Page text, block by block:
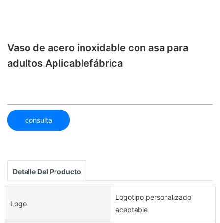
Vaso de acero inoxidable con asa para
adultos Aplicablefábrica
consulta
Detalle Del Producto
Logo
Logotipo personalizado
aceptable